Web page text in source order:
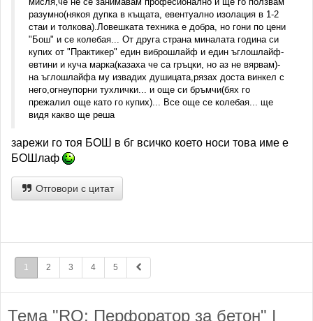
разумно(някоя дупка в къщата, евентуално изолация в 1-2
стаи и толкова).Ловешката техника е добра, но гони по цени
"Бош" и се колебая... От друга страна миналата година си
купих от "Практикер" един виброшлайф и един ъглошлайф-
евтини и куча марка(казаха че са гръцки, но аз не вярвам)-
на ъглошлайфа му извадих душицата,рязах доста винкел с
него,огнеупорни тухлички... и още си бръмчи(бях го
прежалил още като го купих)... Все още се колебая... ще
видя какво ще реша
зарежи го тоя БОШ в бг всичко което носи това име е
БОШлаф
Отговори с цитат
1 2 3 4 5
Тема "RQ: Перфоратор за бетон" |